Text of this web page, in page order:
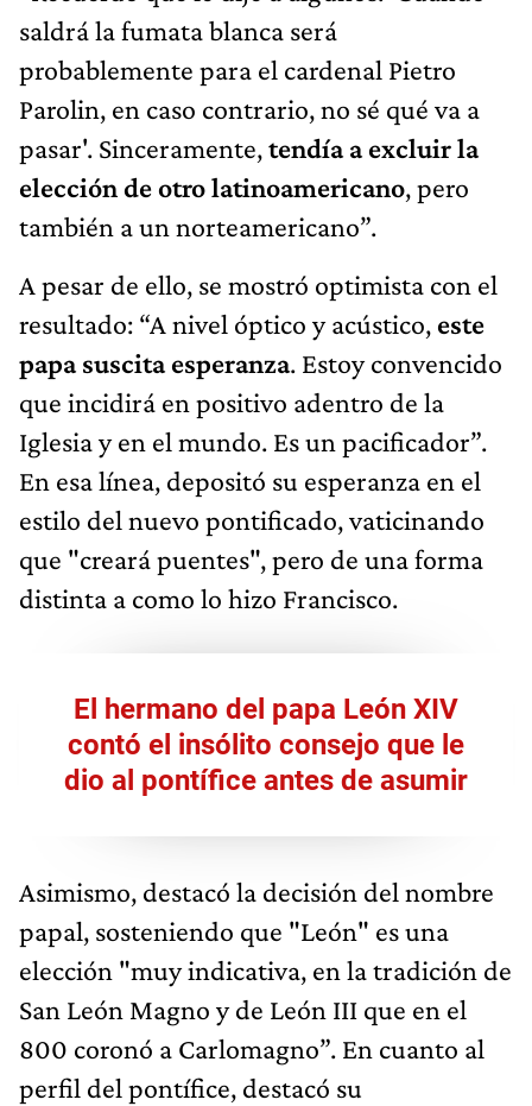
saldrá la fumata blanca será
probablemente para el cardenal Pietro
Parolin, en caso contrario, no sé qué va a
pasar'. Sinceramente,tendía a excluir la
elección de otro latinoamericano, pero
también a un norteamericano”.
A pesar de ello, se mostró optimista con el
resultado: “A nivel óptico y acústico, este
papa suscita esperanza. Estoy convencido
que incidirá en positivo adentro de la
Iglesia y en el mundo. Es un pacificador”.
En esa línea, depositó su esperanza en el
estilo del nuevo pontificado, vaticinando
que "creará puentes", pero de una forma
distinta a como lo hizo Francisco.
El hermano del papa León XIV
contó el insólito consejo que le
dio al pontífice antes de asumir
Asimismo, destacó la decisión del nombre
papal, sosteniendo que "León" es una
elección "muy indicativa, en la tradición de
San León Magno y de León III que en el
800 coronó a Carlomagno”. En cuanto al
perfil del pontífice, destacó su